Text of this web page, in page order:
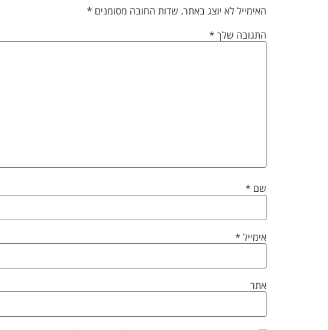
האימייל לא יוצג באתר. שדות החובה מסומנים *
התגובה שלך *
שם *
אימייל *
אתר